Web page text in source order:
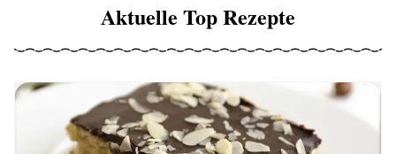
Aktuelle Top Rezepte